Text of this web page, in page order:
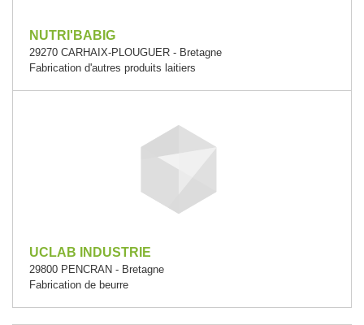
NUTRI'BABIG
29270 CARHAIX-PLOUGUER - Bretagne
Fabrication d'autres produits laitiers
UCLAB INDUSTRIE
29800 PENCRAN - Bretagne
Fabrication de beurre